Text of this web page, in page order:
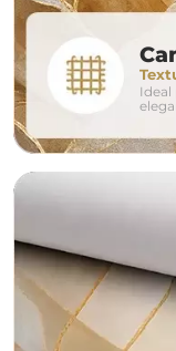
o tamanho
Ideal